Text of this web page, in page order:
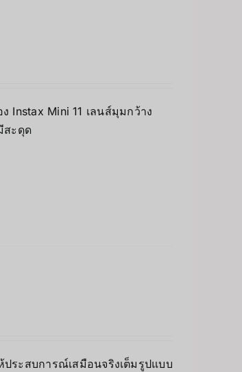
Instax Mini 11 เลนส์มุมกว้าง
สะดุด
ระสบการณ์เสมือนจริงเต็มรูปแบบ